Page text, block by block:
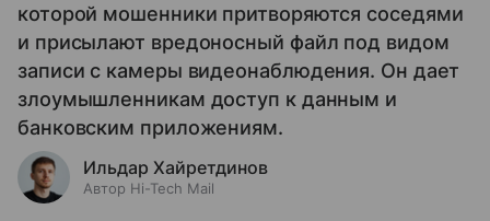
которой мошенники притворяются соседями
и присылают вредоносный файл под видом
записи с камеры видеонаблюдения. Он дает
злоумышленникам доступ к данным и
банковским приложениям.
Ильдар Хайретдинов
Автор Hi-Tech Mail